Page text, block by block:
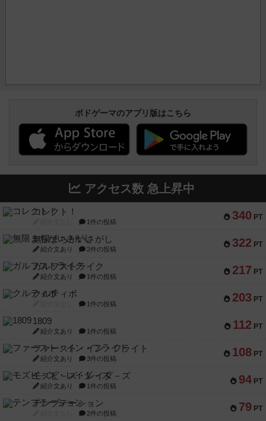
ボドゲーマのアプリ版はこちら
アクセス数 急上昇中
340 PT
コレクト！
1件の投稿
322 PT
無限まちがいさがし
紹介文あり 2件の投稿
217 PT
ガルフストライク
紹介文あり 1件の投稿
203 PT
クルティボ
1件の投稿
112 PT
1809
紹介文あり 1件の投稿
108 PT
ファースト・イン・フライト
紹介文あり 3件の投稿
94 PT
モズビ－ズ・レイダ－ズ
紹介文あり 1件の投稿
79 PT
テンプテーション
2件の投稿